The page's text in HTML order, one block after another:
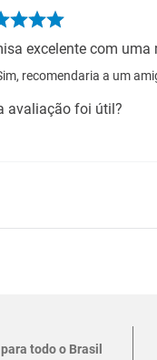
excelente com
recomendaria a um
avaliação foi útil?
todo o Brasil